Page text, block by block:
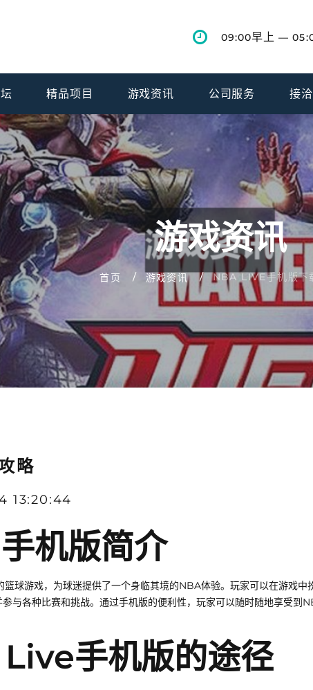
09:00早上 —
精品项目 游戏资讯 公司服务 接
游戏资讯
首页 游戏资讯 NBA LIVE手机版下
略
13:20:44
机版简介
球游戏，为球迷提供了一个身临其境的NBA体验。玩家可以在游戏中
与各种比赛和挑战。通过手机版的便利性，玩家可以随时随地享受到
手机版的途径